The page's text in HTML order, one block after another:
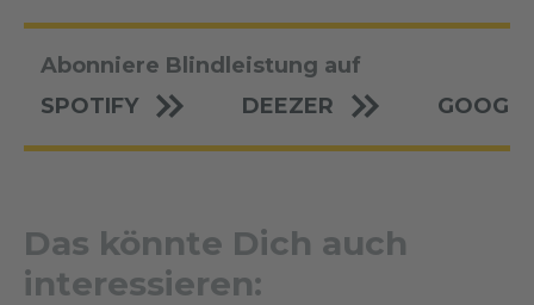
Abonniere Blindleistung auf
SPOTIFY
DEEZER
Das könnte Dich auch
interessieren: